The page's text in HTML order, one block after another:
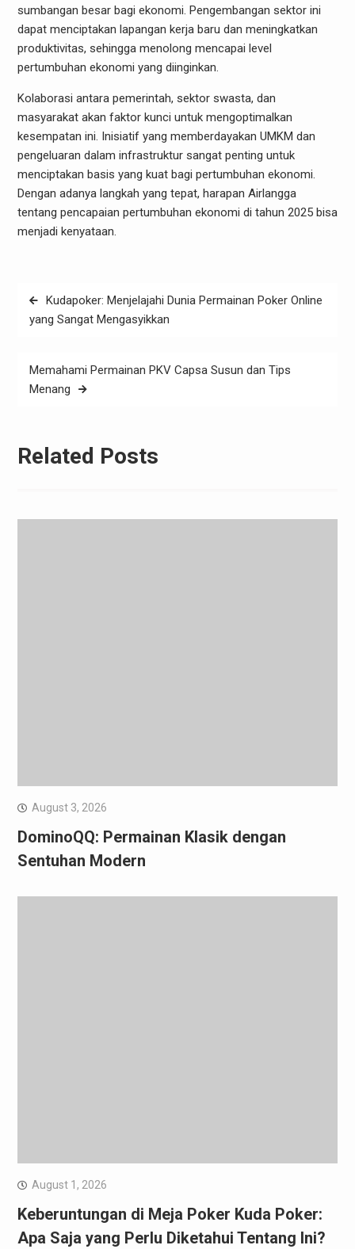
sumbangan besar bagi ekonomi. Pengembangan sektor ini
dapat menciptakan lapangan kerja baru dan meningkatkan
produktivitas, sehingga menolong mencapai level
pertumbuhan ekonomi yang diinginkan.
Kolaborasi antara pemerintah, sektor swasta, dan
masyarakat akan faktor kunci untuk mengoptimalkan
kesempatan ini. Inisiatif yang memberdayakan UMKM dan
pengeluaran dalam infrastruktur sangat penting untuk
menciptakan basis yang kuat bagi pertumbuhan ekonomi.
Dengan adanya langkah yang tepat, harapan Airlangga
tentang pencapaian pertumbuhan ekonomi di tahun 2025 bisa
menjadi kenyataan.
Post
navigation
Kudapoker: Menjelajahi Dunia Permainan Poker Online
yang Sangat Mengasyikkan
Memahami Permainan PKV Capsa Susun dan Tips
Menang
Related Posts
August 3, 2026
DominoQQ: Permainan Klasik dengan
Sentuhan Modern
August 1, 2026
Keberuntungan di Meja Poker Kuda Poker:
Apa Saja yang Perlu Diketahui Tentang Ini?